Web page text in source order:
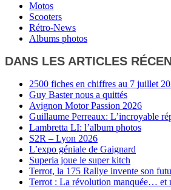
Motos
Scooters
Rétro-News
Albums photos
DANS LES ARTICLES
2500 fiches en chiffres au 7 juillet
Guy Baster nous a quittés
Avignon Motor Passion 2026
Guillaume Perreaux: L’incroyable
Lambretta LI: l’album photos
S2R – Lyon 2026
L’expo géniale de Gaignard
Superia joue le super kitch
Terrot, la 175 Rallye invente son
Terrot : La révolution manquée… et